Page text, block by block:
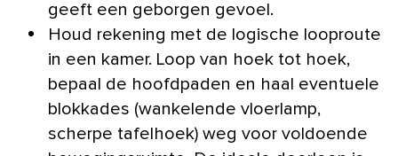
geeft een geborgen gevoel.
Houd rekening met de logische looproute
in een kamer. Loop van hoek tot hoek,
bepaal de hoofdpaden en haal eventuele
blokkades (wankelende vloerlamp,
scherpe tafelhoek) weg voor voldoende